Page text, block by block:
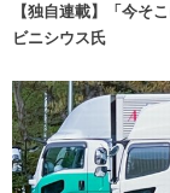
【独自連載】「今そ
ビニシウス氏